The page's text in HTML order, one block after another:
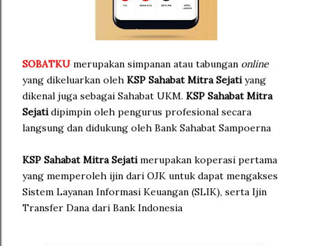
SOBATKU merupakan simpanan atau tabungan online
yang dikeluarkan oleh KSP Sahabat Mitra Sejatiyang
dikenal juga sebagai Sahabat UKM. KSP Sahabat Mitra
Sejatidipimpin oleh pengurus profesional secara
langsung dan didukung oleh Bank Sahabat Sampoerna
KSP Sahabat Mitra Sejatimerupakan koperasi pertama
yang memperoleh ijin dari OJK untuk dapat mengakses
Sistem Layanan Informasi Keuangan (SLIK), serta Ijin
Transfer Dana dari Bank Indonesia